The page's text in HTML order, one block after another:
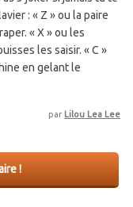
: « Z » ou la paire
« X » ou les
les saisir. « C »
en gelant le
par Lilou Lea Lee
!